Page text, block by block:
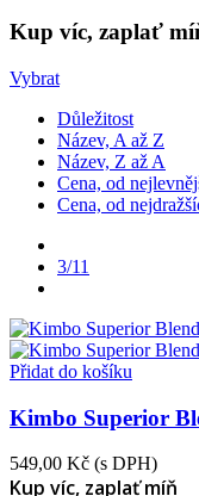
Kup víc, zaplať
Vybrat
Důležitost
Název, A až Z
Název, Z až A
Cena, od
Cena, od
3/11
Přidat do košíku
Kimbo Superior
549,00 Kč (s DPH)
Kup víc, zaplať míň